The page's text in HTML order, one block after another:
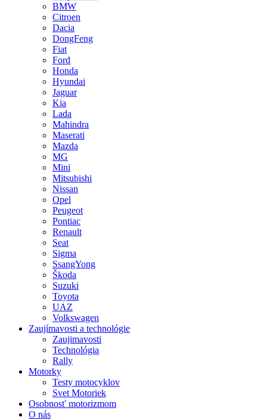
BMW
Citroen
Dacia
DongFeng
Fiat
Ford
Honda
Hyundai
Jaguar
Kia
Lada
Mahindra
Maserati
Mazda
MG
Mini
Mitsubishi
Nissan
Opel
Peugeot
Pontiac
Renault
Seat
Sigma
SsangYong
Škoda
Suzuki
Toyota
UAZ
Volkswagen
Zaujímavosti a technológie
Zaujimavosti
Technológia
Rally
Motorky
Testy motocyklov
Svet Motoriek
Osobnosť motorizmom
O nás